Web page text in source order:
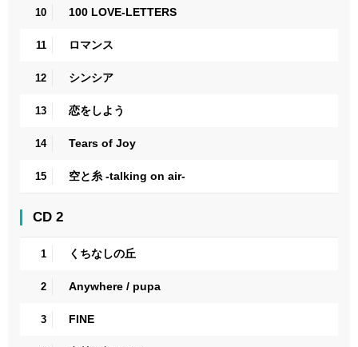
10 100 LOVE-LETTERS
11 ロマンス
12 シンシア
13 恋をしよう
14 Tears of Joy
15 空と糸 -talking on air-
CD 2
1 くちなしの丘
2 Anywhere / pupa
3 FINE